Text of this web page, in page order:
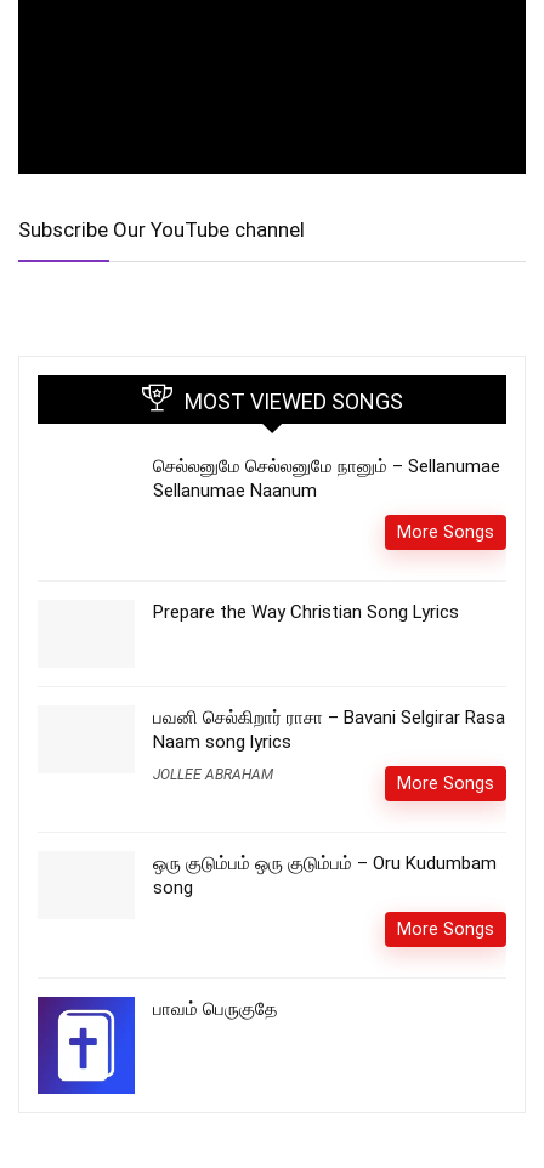
Subscribe Our YouTube channel
MOST VIEWED SONGS
செல்லனுமே செல்லனுமே நானும் – Sellanumae
Sellanumae Naanum
More Songs
Prepare the Way Christian Song Lyrics
பவனி செல்கிறார் ராசா – Bavani Selgirar Rasa
Naam song lyrics
JOLLEE ABRAHAM More Songs
ஒரு குடும்பம் ஒரு குடும்பம் – Oru Kudumbam
song
More Songs
பாவம் பெருகுதே